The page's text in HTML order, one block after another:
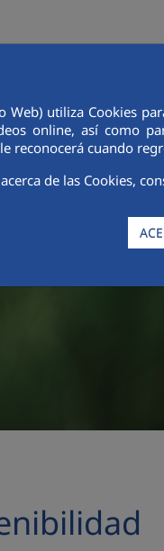
Web) utiliza Cookies
online, así como
reconocerá cuando
de las Cookies,
ANALISTAS E INVESTIDORES